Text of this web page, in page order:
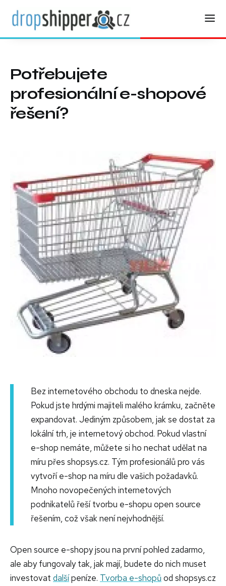
Potřebujete
profesionální e-shopové
řešení?
Bez internetového obchodu to dneska nejde.
Pokud jste hrdými majiteli malého krámku, začněte
expandovat. Jediným způsobem, jak se dostat za
lokální trh, je internetový obchod. Pokud vlastní
e-shop nemáte, můžete si ho nechat udělat na
míru přes shopsys.cz. Tým profesionálů pro vás
vytvoří e-shop na míru dle vašich požadavků.
Mnoho novopečených internetových
podnikatelů řeší tvorbu e-shopu open source
řešením, což však není nejvhodnější.
Open source e-shopy jsou na první pohled zadarmo,
ale aby fungovaly tak, jak mají, budete do nich muset
investovat dalšípeníze. Tvorba e-shopůod shopsys.cz